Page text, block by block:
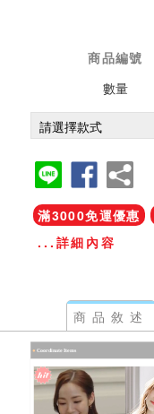
商品編號
數量
滿3000免運優惠
...詳細內容
商品敘述